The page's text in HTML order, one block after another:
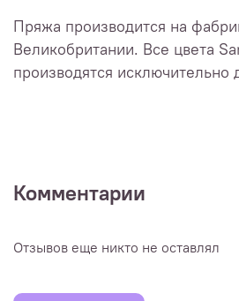
Пряжа производится на
Великобритании. Все цвета
производятся исключительно
Комментарии
Отзывов еще никто не оставлял